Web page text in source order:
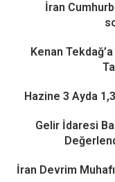
İran
Kenan
Hazine 3 Ayda
Gelir İdaresi
İran Devrim